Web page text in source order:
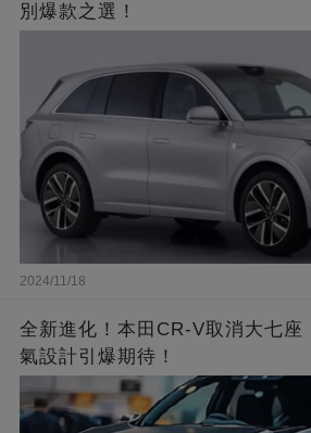
別爆款之選！
2024/11/18
全新進化！本田CR-V取消大七座
氣設計引爆期待！